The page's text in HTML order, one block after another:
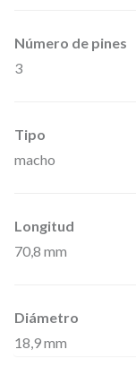
Número de pines
3
Tipo
macho
Longitud
70,8 mm
Diámetro
18,9 mm